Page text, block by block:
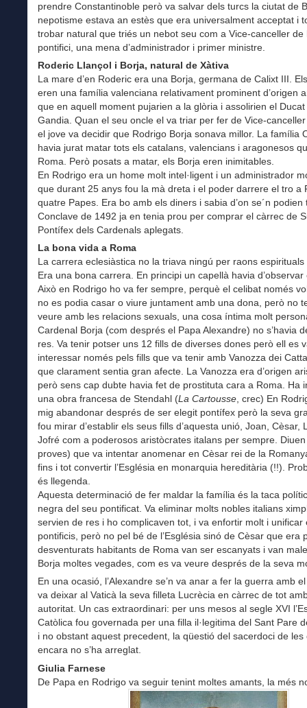
prendre Constantinoble però va salvar dels turcs la ciutat de
nepotisme estava an estès que era universalment acceptat i
trobar natural que triés un nebot seu com a Vice-canceller de
pontifici, una mena d’administrador i primer ministre.
Roderic Llançol i Borja, natural de Xàtiva
La mare d’en Roderic era una Borja, germana de Calixt III.
eren una família valenciana relativament prominent d’origen
que en aquell moment pujarien a la glòria i assolirien el Ducat
Gandia. Quan el seu oncle el va triar per fer de Vice-
el jove va decidir que Rodrigo Borja sonava millor. La família
havia jurat matar tots els catalans, valencians i aragonesos
Roma. Però posats a matar, els Borja eren inimitables.
En Rodrigo era un home molt intel·ligent i un administrador
que durant 25 anys fou la mà dreta i el poder darrere el tro a
quatre Papes. Era bo amb els diners i sabia d’on se´n podien
Conclave de 1492 ja en tenia prou per comprar el càrrec de
Pontífex dels Cardenals aplegats.
La bona vida a Roma
La carrera eclesiàstica no la triava ningú per raons espirituals
Era una bona carrera. En principi un capellà havia d’observar
Això en Rodrigo ho va fer sempre, perquè el celibat només
no es podia casar o viure juntament amb una dona, però no
veure amb les relacions sexuals, una cosa íntima molt
Cardenal Borja (com després el Papa Alexandre) no s’havia
res. Va tenir potser uns 12 fills de diverses dones però ell es
interessar només pels fills que va tenir amb Vanozza dei
que clarament sentia gran afecte. La Vanozza era d’origen
però sens cap dubte havia fet de prostituta cara a Roma. Ha
una obra francesa de Stendahl (La Cartousse, crec) En
mig abandonar després de ser elegit pontífex però la seva
fou mirar d’establir els seus fills d’aquesta unió, Joan, Cèsar,
Jofré com a poderosos aristòcrates italans per sempre.
proves) que va intentar anomenar en Cèsar rei de la
fins i tot convertir l’Església en monarquia hereditària (!!).
és llegenda.
Aquesta determinació de fer maldar la família és la taca
negra del seu pontificat. Va eliminar molts nobles italians
servien de res i ho complicaven tot, i va enfortir molt i unificar
pontificis, però no pel bé de l’Església sinó de Cèsar que era
desventurats habitants de Roma van ser escanyats i van
Borja moltes vegades, com es va veure després de la seva
En una ocasió, l’Alexandre se’n va anar a fer la guerra amb
va deixar al Vaticà la seva filleta Lucrècia en càrrec de tot
autoritat. Un cas extraordinari: per uns mesos al segle XVI
Catòlica fou governada per una filla il·legitima del Sant Pare
i no obstant aquest precedent, la qüestió del sacerdoci de les
encara no s’ha arreglat.
Giulia Farnese
De Papa en Rodrigo va seguir tenint moltes amants, la més